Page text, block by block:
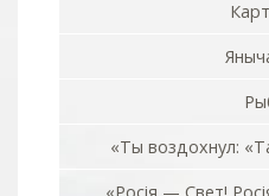
«Ты воздохнул: